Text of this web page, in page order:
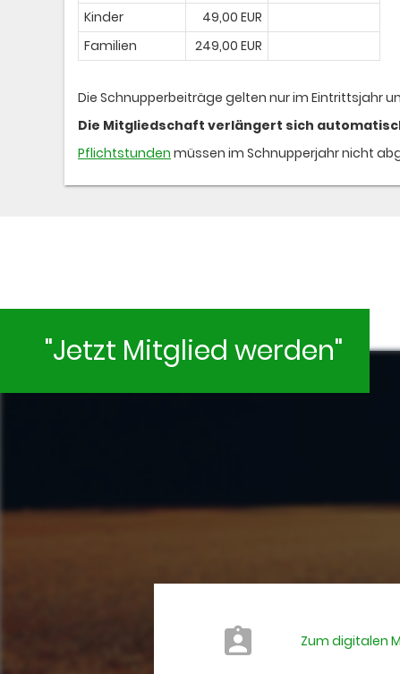
Kinder
49,00 EUR
Familien
249,00 EUR
Die Schnupperbeiträge gelten nur im Eintrittsjahr
Die Mitgliedschaft verlängert sich
Pflichtstunden müssen im Schnupperjahr nicht
"Jetzt Mitglied werden"
Zum digitalen